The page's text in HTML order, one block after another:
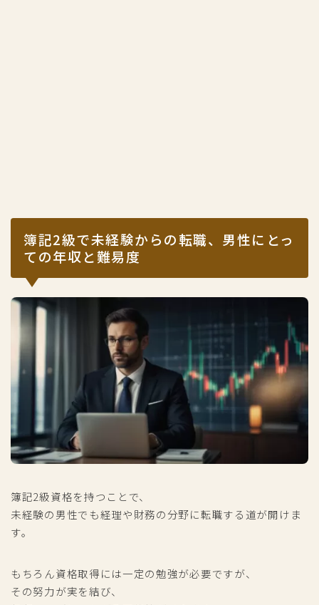
簿記2級で未経験からの転職、男性にとっ
ての年収と難易度
簿記2級資格を持つことで、
未経験の男性でも経理や財務の分野に転職する道が開けま
す。
もちろん資格取得には一定の勉強が必要ですが、
その努力が実を結び、